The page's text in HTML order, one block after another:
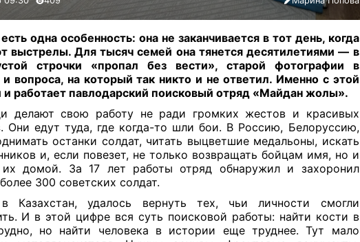
одна особенность: она не заканчивается в тот день, когда
выстрелы. Для тысяч семей она тянется десятилетиями — в
строчки «пропал без вести», старой фотографии в
вопроса, на который так никто и не ответил. Именно с этой
работает павлодарский поисковый отряд «Майдан жолы».
делают свою работу не ради громких жестов и красивых
Они едут туда, где когда-то шли бои. В Россию, Белоруссию,
останки солдат, читать выцветшие медальоны, искать
и, если повезет, не только возвращать бойцам имя, но и
их домой. За 17 лет работы отряд обнаружил и захоронил
300 советских солдат.
Казахстан, удалось вернуть тех, чьи личности смогли
И в этой цифре вся суть поисковой работы: найти кости в
но найти человека в истории еще труднее. Тут мало